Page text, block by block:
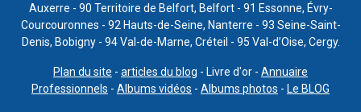
Auxerre - 90 Territoire de Belfort, Belfort - 91 Essonne, Évry-
Courcouronnes - 92 Hauts-de-Seine, Nanterre - 93 Seine-Saint-
Denis, Bobigny - 94 Val-de-Marne, Créteil - 95 Val-d’Oise, Cergy.
Plan du site - articles du blog - Livre d'or - Annuaire
Professionnels - Albums vidéos - Albums photos - Le BLOG